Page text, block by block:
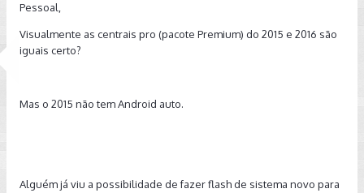
Pessoal,
Visualmente as centrais pro (pacote Premium) do 2015 e 2016 são
iguais certo?
Mas o 2015 não tem Android auto.
Alguém já viu a possibilidade de fazer flash de sistema novo para